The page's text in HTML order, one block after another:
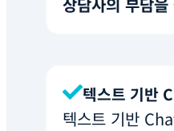
텍스트 기반
텍스트 기반